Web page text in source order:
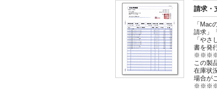
請求・
「Mac
請求」
「や
書を発
この製
在庫状
場合が